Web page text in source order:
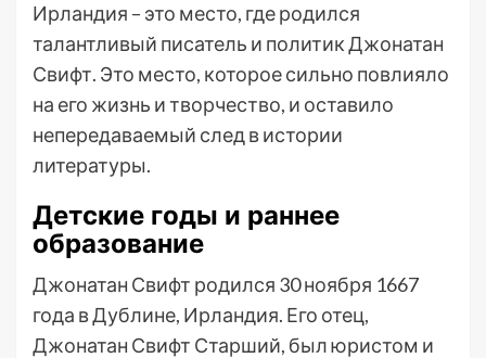
Ирландия – это место, где родился
талантливый писатель и политик Джонатан
Свифт. Это место, которое сильно повлияло
на его жизнь и творчество, и оставило
непередаваемый след в истории
литературы.
Детские годы и раннее
образование
Джонатан Свифт родился 30 ноября 1667
года в Дублине, Ирландия. Его отец,
Джонатан Свифт Старший, был юристом и